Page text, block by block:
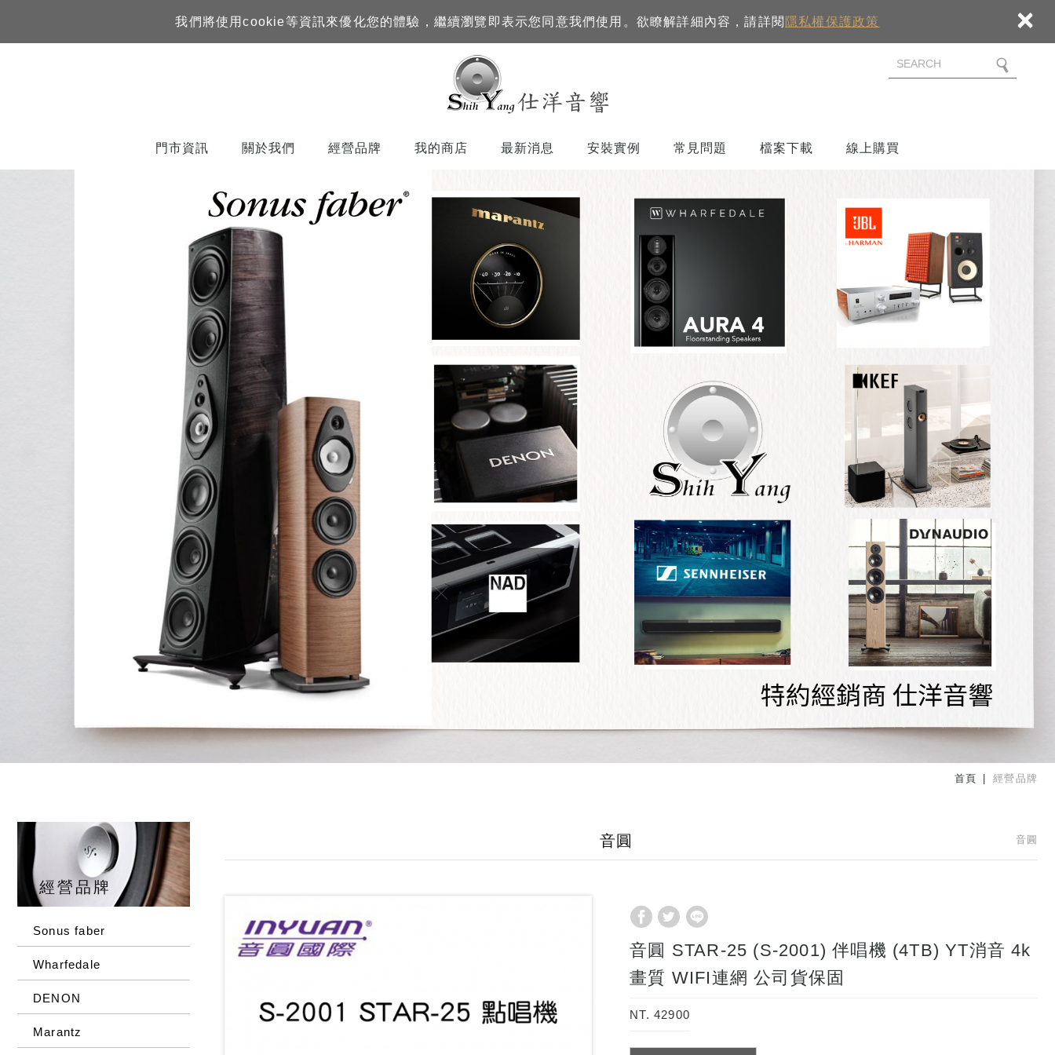
我們將使用cookie等資訊來優化您的體驗，繼續瀏覽即表示您同意我們使用。欲瞭解詳細內容，請詳閱 隱私權保護政策 ×
門市資訊 關於我們 經營品牌 我的商店 最新消息 安裝實例 常見問題 檔案下載 線上購買
首頁 經營品牌
經營品牌
Sonus faber
Wharfedale
DENON
Marantz
音圓
音圓
音圓 STAR-25 (S-2001) 伴唱機 (4TB) YT消音 4k
畫質 WIFI連網 公司貨保固
NT. 42900